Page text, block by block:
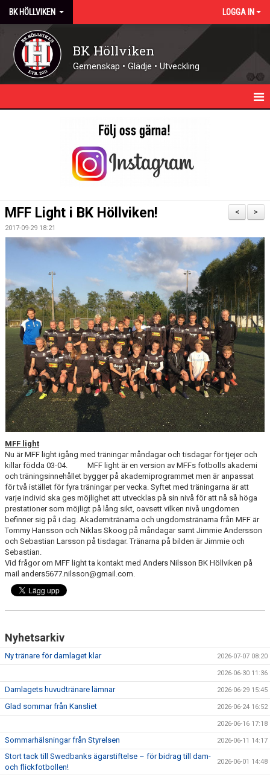
BK HÖLLVIKEN LOGGA IN
BK Höllviken
Gemenskap • Glädje • Utveckling
FÖRENINGEN
DOMARE
BILDGALLERI
DOKUMENT
SPELKLAR - FOLKSAM
FÖR BESÖKARE
WEBSHOP
>
<
MFF Light i BK Höllviken!
2017-09-29 18:21
MFF light
Nu är MFF light igång med träningar måndagar och tisdagar för tjejer och
killar födda 03-04. MFF light är en version av MFFs fotbolls akademi
och träningsinnehållet bygger på akademiprogrammet men är anpassat
för två istället för fyra träningar per vecka. Syftet med träningarna är att
varje individ ska ges möjlighet att utvecklas på sin nivå för att nå så höga
prestationer som möjligt på lång sikt, oavsett vilken nivå ungdomen
befinner sig på i dag. Akademitränarna och ungdomstränarna från MFF är
Tommy Hansson och Niklas Skoog på måndagar samt Jimmie Andersson
och Sebastian Larsson på tisdagar. Tränarna på bilden är Jimmie och
Sebastian.
Vid frågor om MFF light ta kontakt med Anders Nilsson BK Höllviken på
mail anders5677.nilsson@gmail.com.
Nyhetsarkiv
Ny tränare för damlaget klar 2026-07-07 08:20
2026-06-30 11:36
Damlagets huvudtränare lämnar 2026-06-29 15:45
Glad sommar från Kansliet 2026-06-24 16:52
2026-06-16 17:18
Sommarhälsningar från Styrelsen 2026-06-11 14:17
Stort tack till Swedbanks ägarstiftelse – för bidrag till dam-
och flickfotbollen!
2026-06-01 14:48